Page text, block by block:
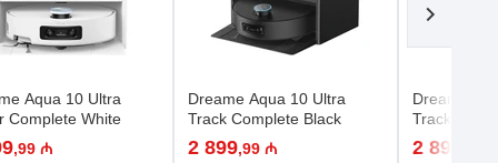
Aqua 10 Ultra
Complete White
,99 ₼
Dreame Aqua 10 Ultra
Track Complete Black
2 899,99 ₼
Dreame
Track
2 899